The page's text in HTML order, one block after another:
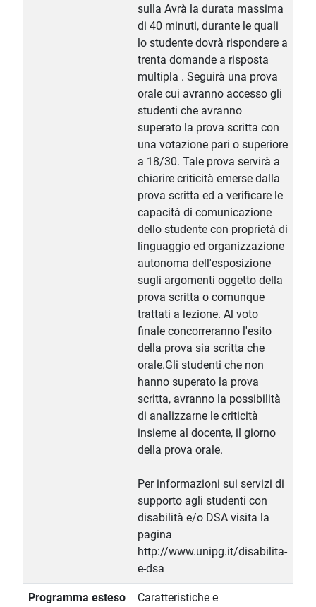
sulla Avrà la durata massima
di 40 minuti, durante le quali
lo studente dovrà rispondere a
trenta domande a risposta
multipla . Seguirà una prova
orale cui avranno accesso gli
studenti che avranno
superato la prova scritta con
una votazione pari o superiore
a 18/30. Tale prova servirà a
chiarire criticità emerse dalla
prova scritta ed a verificare le
capacità di comunicazione
dello studente con proprietà di
linguaggio ed organizzazione
autonoma dell'esposizione
sugli argomenti oggetto della
prova scritta o comunque
trattati a lezione. Al voto
finale concorreranno l'esito
della prova sia scritta che
orale.Gli studenti che non
hanno superato la prova
scritta, avranno la possibilità
di analizzarne le criticità
insieme al docente, il giorno
della prova orale.
Per informazioni sui servizi di
supporto agli studenti con
disabilità e/o DSA visita la
pagina
http://www.unipg.it/disabilita-
e-dsa
Programma esteso
Caratteristiche e